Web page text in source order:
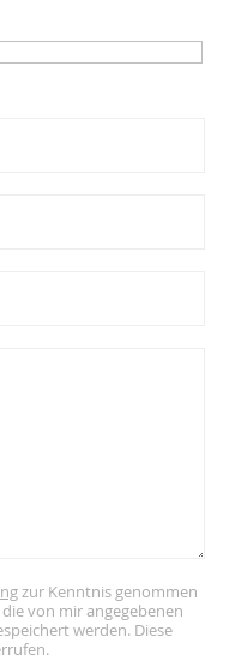
zur Kenntnis genommen
von mir angegebenen
werden. Diese